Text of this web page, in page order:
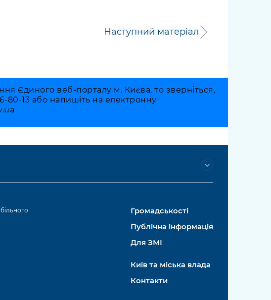
Наступний матеріал
Єдиного веб-порталу м. Києва, то зверніться,
80-13 або напишіть на електронну
Громадськості
Публічна інформація
Для ЗМІ
Київ та міська влада
Контакти